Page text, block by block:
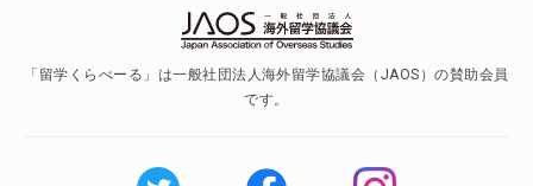
「留学くらべーる」は一般社団法人海外留学協議会（JAOS）の賛助会員
です。